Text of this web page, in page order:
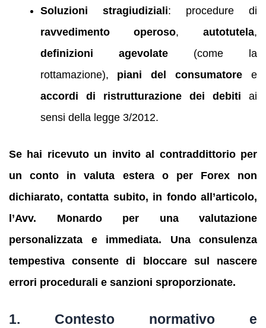
Soluzioni stragiudiziali: procedure di
ravvedimento operoso,autotutela,
definizioni agevolate(come la
rottamazione), piani del consumatore e
accordi di ristrutturazione dei debiti ai
sensi della legge 3/2012.
Se hai ricevuto un invito al contraddittorio per
un conto in valuta estera o per Forex non
dichiarato, contatta subito, in fondo all’articolo,
l’Avv. Monardo per una valutazione
personalizzata e immediata. Una consulenza
tempestiva consente di bloccare sul nascere
errori procedurali e sanzioni sproporzionate.
1. Contesto normativo e